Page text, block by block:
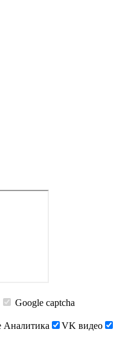
Google captcha
Аналитика
VK видео